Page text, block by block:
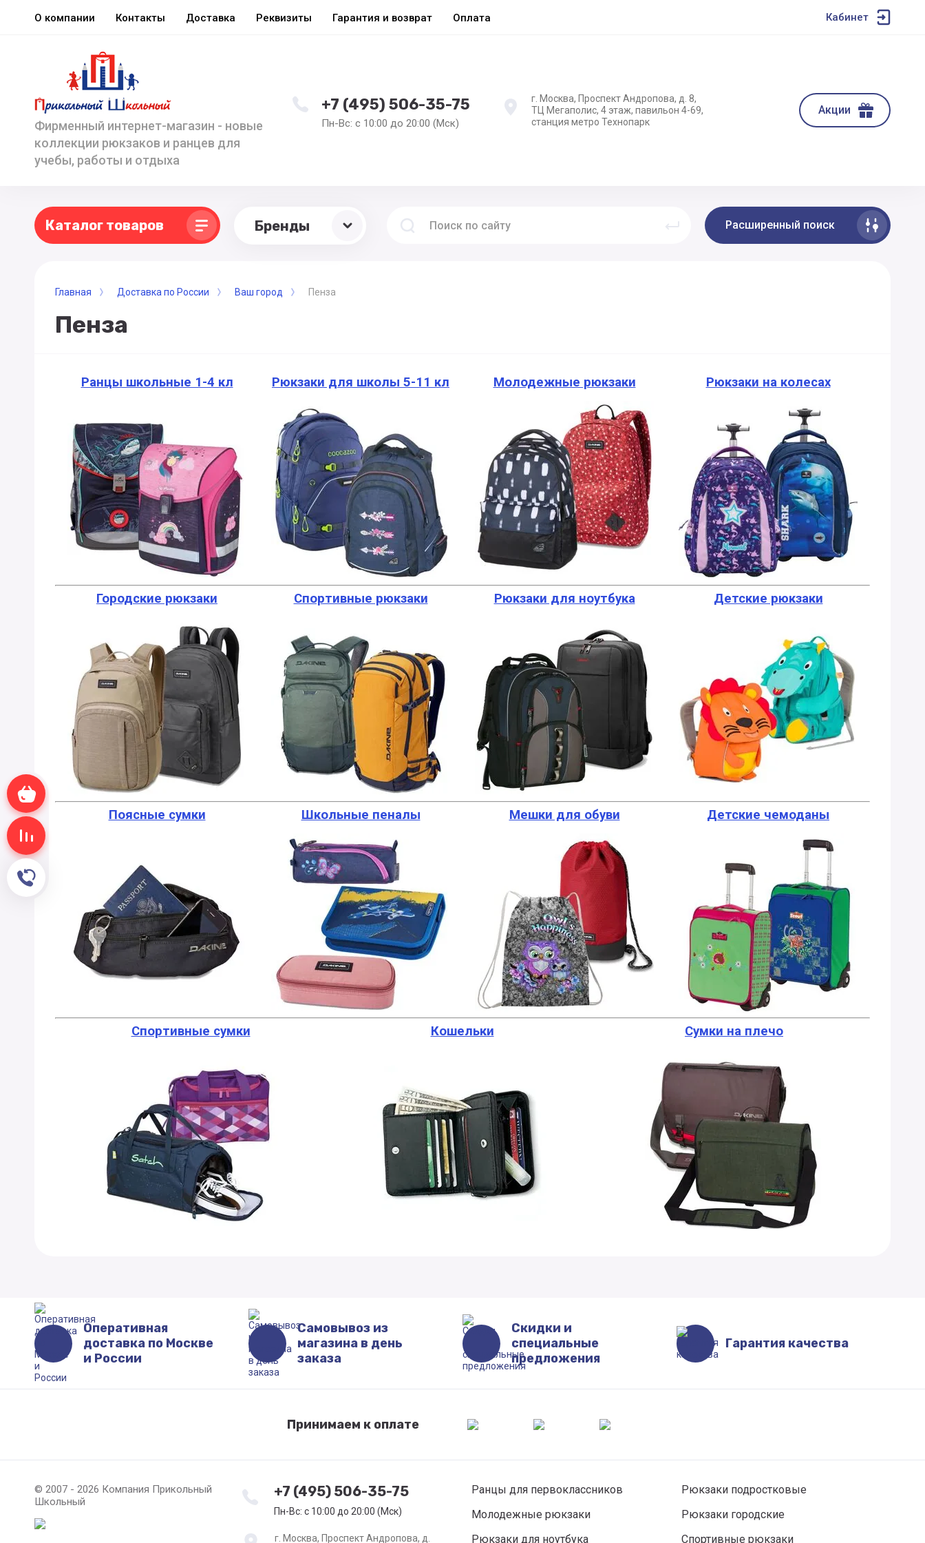
Корзина
Обратный звонок
О компании Контакты Доставка Реквизиты Гарантия и возврат Оплата Кабинет
Фирменный интернет-магазин - новые
коллекции рюкзаков и ранцев для
учебы, работы и отдыха
+7 (495) 506-35-75
Пн-Вс: с 10:00 до 20:00 (Мск)
г. Москва, Проспект Андропова, д. 8,
ТЦ Мегаполис, 4 этаж, павильон 4-69,
станция метро Технопарк
Акции
Каталог товаров Бренды Расширенный поиск
Главная Доставка по России Ваш город Пенза
Пенза
Ранцы школьные 1-4 кл Рюкзаки для школы 5-11 кл Молодежные рюкзаки Рюкзаки на колесах
Городские рюкзаки Спортивные рюкзаки Рюкзаки для ноутбука Детские рюкзаки
Поясные сумки Школьные пеналы Мешки для обуви Детские чемоданы
Спортивные сумки Кошельки Сумки на плечо
Оперативная
доставка по Москве
и России
Самовывоз из
магазина в день
заказа
Скидки и
специальные
предложения
Гарантия качества
Принимаем к оплате
© 2007 - 2026 Компания Прикольный
Школьный
+7 (495) 506-35-75
Пн-Вс: с 10:00 до 20:00 (Мск)
г. Москва, Проспект Андропова, д.
Ранцы для первоклассников
Рюкзаки подростковые
Молодежные рюкзаки
Рюкзаки городские
Рюкзаки для ноутбука
Спортивные рюкзаки